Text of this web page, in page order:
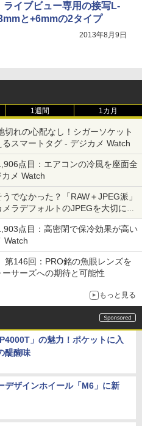
ライブビュー専用の接写L-
と+6mmの2タイプ
2013年8月9日
1週間 1カ月
切れの心配なし！シガーソケット
スマートタグ - デジカメ Watch
点目：エアコンの冷風を座面全
メ Watch
でなかった？「RAW＋JPEG派」
ラデフォルトのJPEGを大切にす
点目：高密閉で保冷効果が高い
Watch
第146回：PRO銘の魚眼レンズを
ーサーズへの期待と可能性
もっと見る
」の魅力！ポケットに入
醍醐味
デザインホイール「M6」に新